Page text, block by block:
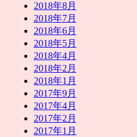
2018年8月
2018年7月
2018年6月
2018年5月
2018年4月
2018年2月
2018年1月
2017年9月
2017年4月
2017年2月
2017年1月